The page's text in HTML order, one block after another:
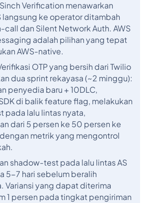
Verification menawarkan
langsung ke operator ditambah
call dan Silent Network Auth. AWS
adalah pilihan yang tepat
AWS-native.
OTP yang bersih dari Twilio
dua sprint rekayasa (~2 minggu):
penyedia baru + 10DLC,
di balik feature flag, melakukan
pada lalu lintas nyata,
dari 5 persen ke 50 persen ke
metrik yang mengontrol
shadow-test pada lalu lintas AS
5-7 hari sebelum beralih
Variansi yang dapat diterima
1 persen pada tingkat pengiriman